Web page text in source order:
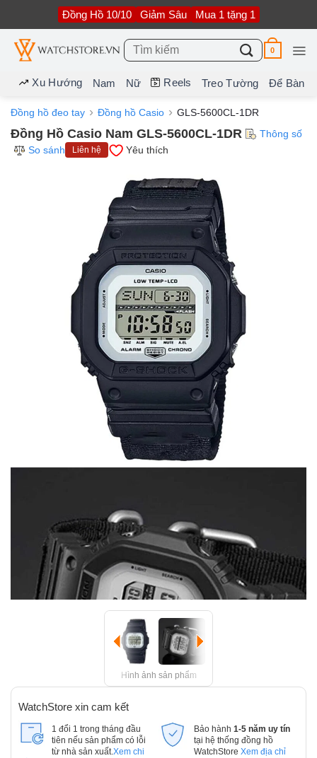
nội
dung
Đồng Hồ 10/10 Giảm Sâu Mua 1 tặng 1
Tìm
kiếm:
0
Xu Hướng Nam Nữ Reels Treo Tường Để Bàn
Đồng hồ đeo tay Đồng hồ Casio GLS-5600CL-1DR
Đồng Hồ Casio Nam GLS-5600CL-1DR
Thông số
So sánh
Liên hệ Yêu thích
Hình ảnh sản phẩm
WatchStore xin cam kết
1 đổi 1 trong tháng đầu
tiên nếu sản phẩm có lỗi
từ nhà sản xuất. Xem chi
Bảo hành 1-5 năm uy tín
tại hệ thống đồng hồ
WatchStore Xem địa chỉ